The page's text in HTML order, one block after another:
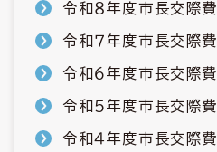
令和８年度市長交際費
令和７年度市長交際費
令和６年度市長交際費
令和５年度市長交際費
令和４年度市長交際費